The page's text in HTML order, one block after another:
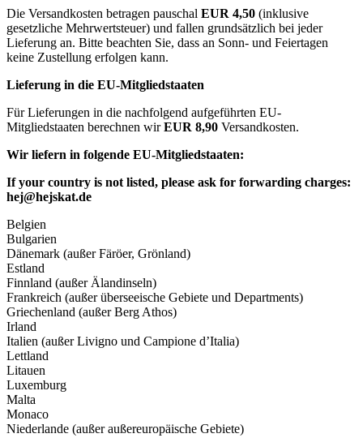
Die Versandkosten betragen pauschal EUR 4,50 (inklusive
gesetzliche Mehrwertsteuer) und fallen grundsätzlich bei jeder
Lieferung an. Bitte beachten Sie, dass an Sonn- und Feiertagen
keine Zustellung erfolgen kann.
Lieferung in die EU-Mitgliedstaaten
Für Lieferungen in die nachfolgend aufgeführten EU-
Mitgliedstaaten berechnen wirEUR 8,90 Versandkosten.
Wir liefern in folgende EU-Mitgliedstaaten:
If your country is not listed, please ask for forwarding charges:
hej@hejskat.de
Belgien
Bulgarien
Dänemark (außer Färöer, Grönland)
Estland
Finnland (außer Älandinseln)
Frankreich (außer überseeische Gebiete und Departments)
Griechenland (außer Berg Athos)
Irland
Italien (außer Livigno und Campione d’Italia)
Lettland
Litauen
Luxemburg
Malta
Monaco
Niederlande (außer außereuropäische Gebiete)